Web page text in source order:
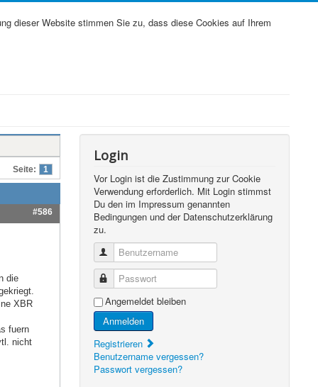
dieser Website stimmen Sie zu, dass diese Cookies auf Ihrem
Seite: 1
#586
die
XBR
fuern
nicht
Login
Vor Login ist die Zustimmung zur Cookie
Verwendung erforderlich. Mit Login stimmst
Du den im Impressum genannten
Bedingungen und der Datenschutzerklärung
zu.
Benutzername
Passwort
Angemeldet bleiben
Anmelden
Registrieren
Benutzername vergessen?
Passwort vergessen?